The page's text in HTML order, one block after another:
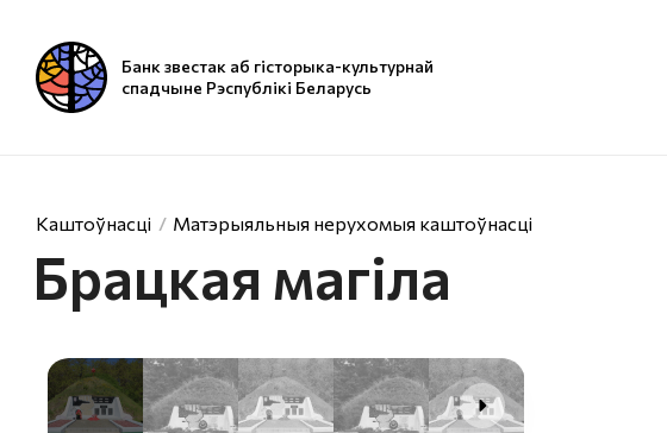
Банк звестак аб гісторыка-культурнай
спадчыне Рэспублікі Беларусь
Каштоўнасці Матэрыяльныя нерухомыя каштоўнасці
Брацкая магіла